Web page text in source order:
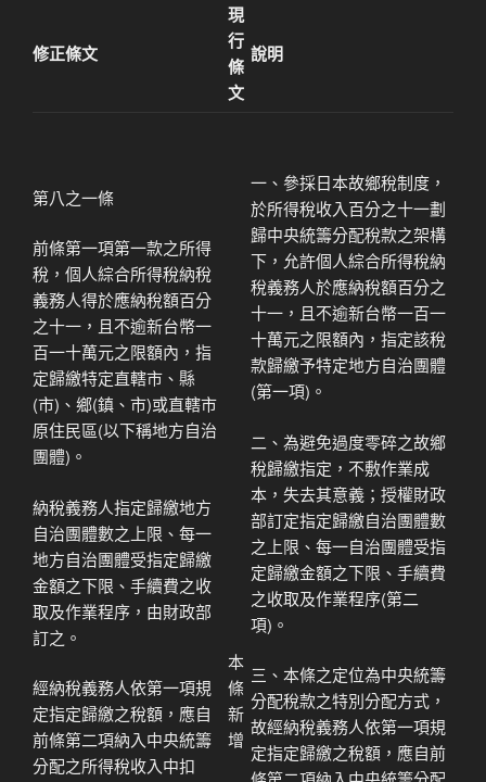
修正條文
現
行
條
文
說明
第八之一條
前條第一項第一款之所得
稅，個人綜合所得稅納稅
義務人得於應納稅額百分
之十一，且不逾新台幣一
百一十萬元之限額內，指
定歸繳特定直轄市、縣
(市)、鄉(鎮、市)或直轄市
原住民區(以下稱地方自治
團體)。
納稅義務人指定歸繳地方
自治團體數之上限、每一
地方自治團體受指定歸繳
金額之下限、手續費之收
取及作業程序，由財政部
訂之。
經納稅義務人依第一項規
定指定歸繳之稅額，應自
前條第二項納入中央統籌
分配之所得稅收入中扣
本
條
新
增
一、參採日本故鄉稅制度，
於所得稅收入百分之十一劃
歸中央統籌分配稅款之架構
下，允許個人綜合所得稅納
稅義務人於應納稅額百分之
十一，且不逾新台幣一百一
十萬元之限額內，指定該稅
款歸繳予特定地方自治團體
(第一項)。
二、為避免過度零碎之故鄉
稅歸繳指定，不敷作業成
本，失去其意義；授權財政
部訂定指定歸繳自治團體數
之上限、每一自治團體受指
定歸繳金額之下限、手續費
之收取及作業程序(第二
項)。
三、本條之定位為中央統籌
分配稅款之特別分配方式，
故經納稅義務人依第一項規
定指定歸繳之稅額，應自前